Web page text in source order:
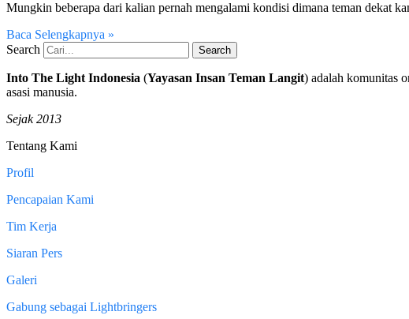
Mungkin beberapa dari kalian pernah mengalami kondisi dimana teman dekat
Baca Selengkapnya »
Search
Search
Into The Light Indonesia (Yayasan Insan Teman Langit) adalah komunitas
asasi manusia.
Sejak 2013
Tentang Kami
Profil
Pencapaian Kami
Tim Kerja
Siaran Pers
Galeri
Gabung sebagai Lightbringers